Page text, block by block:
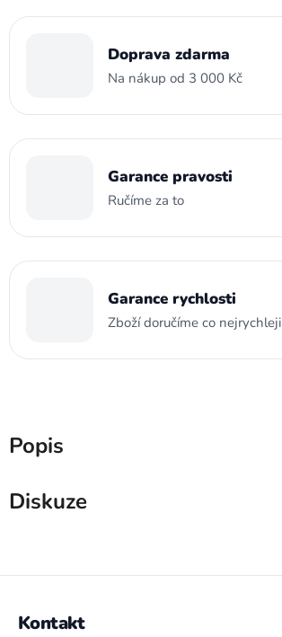
Doprava zdarma
Na nákup od 3 000 Kč
Garance pravosti
Ručíme za to
Garance rychlosti
Zboží doručíme co nejrychleji
Popis
Diskuze
Kontakt